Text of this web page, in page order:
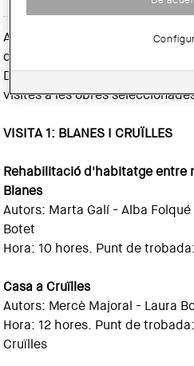
Amb motiu dels Premis
de Girona 2015, el Departament
Demarcació de Girona del
visites a les obres
VISITA 1: BLANES I CRUÏLLES
Rehabilitació d'habitatge entre
Blanes
Autors: Marta Galí - Alba
Botet
Hora: 10 hores. Punt de
Casa a Cruïlles
Autors: Mercè Majoral - Laura
Hora: 12 hores. Punt de
Cruïlles